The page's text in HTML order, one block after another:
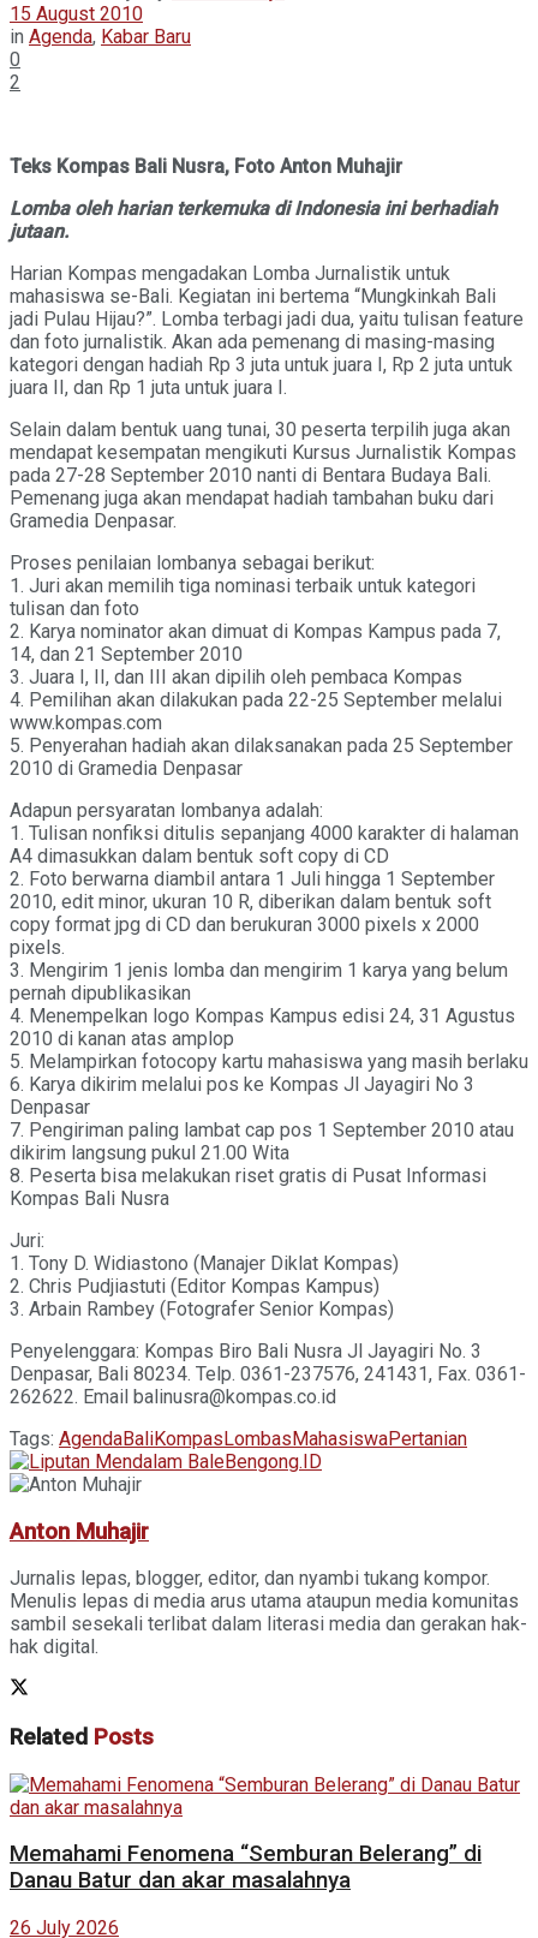
15 August 2010
in Agenda, Kabar Baru
0
2
Teks Kompas Bali Nusra, Foto Anton Muhajir
Lomba oleh harian terkemuka di Indonesia ini berhadiah
jutaan.
Harian Kompas mengadakan Lomba Jurnalistik untuk
mahasiswa se-Bali. Kegiatan ini bertema “Mungkinkah Bali
jadi Pulau Hijau?”. Lomba terbagi jadi dua, yaitu tulisan feature
dan foto jurnalistik. Akan ada pemenang di masing-masing
kategori dengan hadiah Rp 3 juta untuk juara I, Rp 2 juta untuk
juara II, dan Rp 1 juta untuk juara I.
Selain dalam bentuk uang tunai, 30 peserta terpilih juga akan
mendapat kesempatan mengikuti Kursus Jurnalistik Kompas
pada 27-28 September 2010 nanti di Bentara Budaya Bali.
Pemenang juga akan mendapat hadiah tambahan buku dari
Gramedia Denpasar.
Proses penilaian lombanya sebagai berikut:
1. Juri akan memilih tiga nominasi terbaik untuk kategori
tulisan dan foto
2. Karya nominator akan dimuat di Kompas Kampus pada 7,
14, dan 21 September 2010
3. Juara I, II, dan III akan dipilih oleh pembaca Kompas
4. Pemilihan akan dilakukan pada 22-25 September melalui
www.kompas.com
5. Penyerahan hadiah akan dilaksanakan pada 25 September
2010 di Gramedia Denpasar
Adapun persyaratan lombanya adalah:
1. Tulisan nonfiksi ditulis sepanjang 4000 karakter di halaman
A4 dimasukkan dalam bentuk soft copy di CD
2. Foto berwarna diambil antara 1 Juli hingga 1 September
2010, edit minor, ukuran 10 R, diberikan dalam bentuk soft
copy format jpg di CD dan berukuran 3000 pixels x 2000
pixels.
3. Mengirim 1 jenis lomba dan mengirim 1 karya yang belum
pernah dipublikasikan
4. Menempelkan logo Kompas Kampus edisi 24, 31 Agustus
2010 di kanan atas amplop
5. Melampirkan fotocopy kartu mahasiswa yang masih berlaku
6. Karya dikirim melalui pos ke Kompas Jl Jayagiri No 3
Denpasar
7. Pengiriman paling lambat cap pos 1 September 2010 atau
dikirim langsung pukul 21.00 Wita
8. Peserta bisa melakukan riset gratis di Pusat Informasi
Kompas Bali Nusra
Juri:
1. Tony D. Widiastono (Manajer Diklat Kompas)
2. Chris Pudjiastuti (Editor Kompas Kampus)
3. Arbain Rambey (Fotografer Senior Kompas)
Penyelenggara: Kompas Biro Bali Nusra Jl Jayagiri No. 3
Denpasar, Bali 80234. Telp. 0361-237576, 241431, Fax. 0361-
262622. Email balinusra@kompas.co.id
Tags: AgendaBaliKompasLombasMahasiswaPertanian
Anton Muhajir
Jurnalis lepas, blogger, editor, dan nyambi tukang kompor.
Menulis lepas di media arus utama ataupun media komunitas
sambil sesekali terlibat dalam literasi media dan gerakan hak-
hak digital.
Related Posts
Memahami Fenomena “Semburan Belerang” di
Danau Batur dan akar masalahnya
26 July 2026